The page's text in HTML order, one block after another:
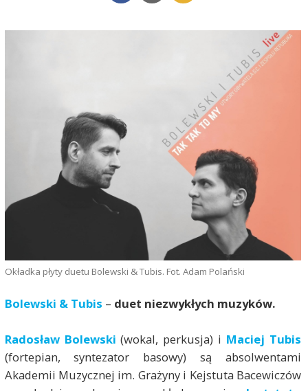
Okładka płyty duetu Bolewski & Tubis. Fot. Adam Polański
Bolewski & Tubis – duet niezwykłych muzyków.
Radosław Bolewski (wokal, perkusja) i Maciej Tubis
(fortepian, syntezator basowy) są absolwentami
Akademii Muzycznej im. Grażyny i Kejstuta Bacewiczów